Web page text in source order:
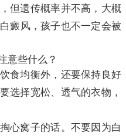
但遗传概率并不高，大概
癜风，孩子也不一定会被
意些什么？
食均衡外，还要保持良好
选择宽松、透气的衣物，
心窝子的话。不要因为白